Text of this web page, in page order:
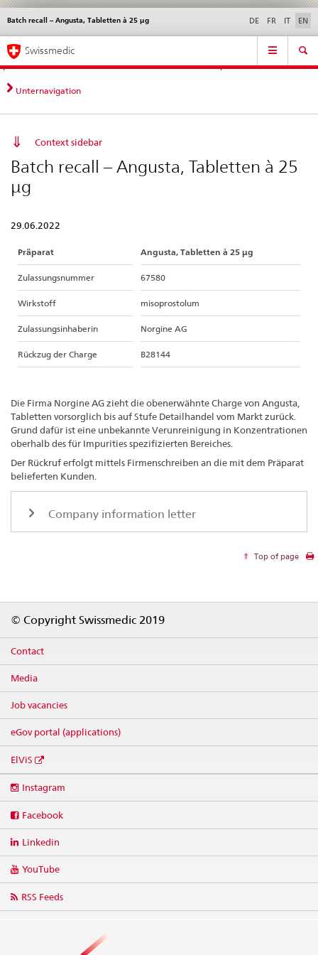
Direct
navigation:
news,
legal
contact
News &
standards
Contact | Support &
Help
Batch recall – Angusta, Tabletten à 25 μg
Languages DE FR IT EN
Service
Main
Navigation
Swissmedic
Unternavigation
Context sidebar
Batch recall – Angusta, Tabletten à 25
μg
29.06.2022
Präparat Angusta, Tabletten à 25 μg
Zulassungsnummer 67580
Wirkstoff misoprostolum
Zulassungsinhaberin Norgine AG
Rückzug der Charge B28144
Die Firma Norgine AG zieht die obenerwähnte Charge von Angusta,
Tabletten vorsorglich bis auf Stufe Detailhandel vom Markt zurück.
Grund dafür ist eine unbekannte Verunreinigung in Konzentrationen
oberhalb des für Impurities spezifizierten Bereiches.
Der Rückruf erfolgt mittels Firmenschreiben an die mit dem Präparat
belieferten Kunden.
Company information letter
Top of page
© Copyright Swissmedic 2019
Contact
Media
Job vacancies
eGov portal (applications)
ElViS
media
Instagram
Facebook
Linkedin
YouTube
RSS Feeds